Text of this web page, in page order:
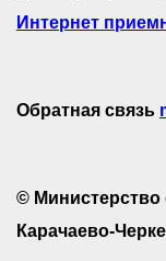
Интернет
Обратная связь
© Министерство
Карачаево-